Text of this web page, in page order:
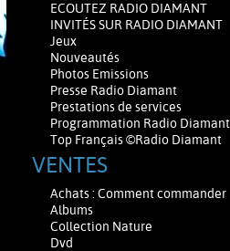
ECOUTEZ RADIO DIAMANT
INVITÉS SUR RADIO DIAMANT
Jeux
Nouveautés
Photos Emissions
Presse Radio Diamant
Prestations de services
Programmation Radio Diamant
Top Français ©Radio Diamant
VENTES
Achats : Comment commander
Albums
Collection Nature
Dvd